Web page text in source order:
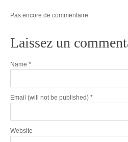
Pas encore de commentaire.
Laissez un
Name *
Email (will not be published) *
Website